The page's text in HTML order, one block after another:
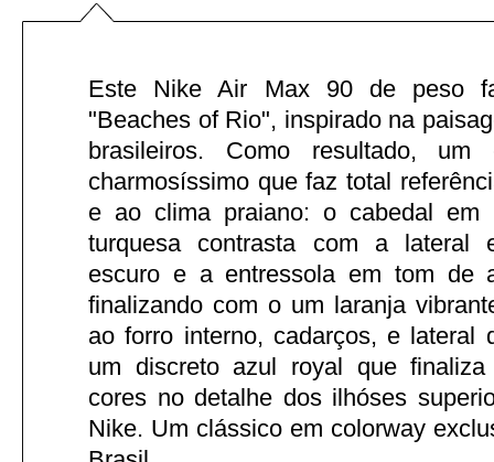
Este Nike Air Max 90 de peso
"Beaches of Rio", inspirado na
brasileiros. Como resultado, um
charmosíssimo que faz total
e ao clima praiano: o cabedal em
turquesa contrasta com a lateral
escuro e a entressola em tom de
finalizando com o um laranja
ao forro interno, cadarços, e lateral
um discreto azul royal que
cores no detalhe dos ilhóses
Nike. Um clássico em colorway